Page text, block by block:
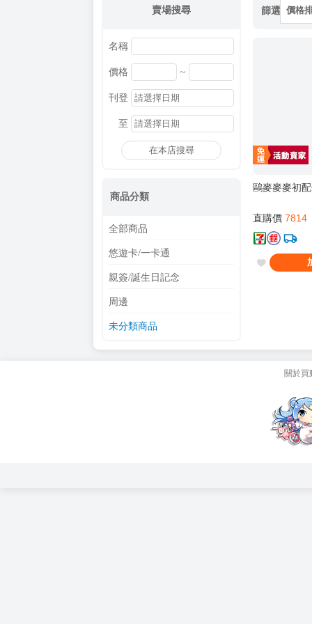
賣場搜尋
名稱
價格 ~
刊登
至
在本店搜尋
商品分類
全部商品
悠遊卡/一卡通
親簽/誕生日記念
周邊
未分類商品
篩選 價格
鷗麥麥麥初
直購價 7814
關於買